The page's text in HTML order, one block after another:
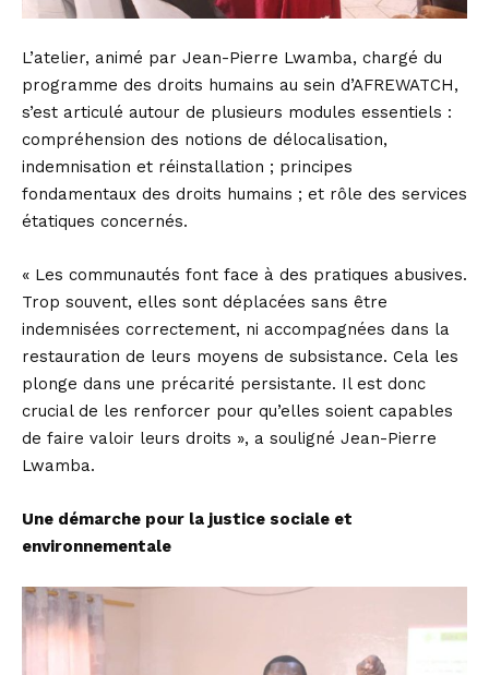
L’atelier, animé par Jean-Pierre Lwamba, chargé du
programme des droits humains au sein d’AFREWATCH,
s’est articulé autour de plusieurs modules essentiels :
compréhension des notions de délocalisation,
indemnisation et réinstallation ; principes
fondamentaux des droits humains ; et rôle des services
étatiques concernés.
« Les communautés font face à des pratiques abusives.
Trop souvent, elles sont déplacées sans être
indemnisées correctement, ni accompagnées dans la
restauration de leurs moyens de subsistance. Cela les
plonge dans une précarité persistante. Il est donc
crucial de les renforcer pour qu’elles soient capables
de faire valoir leurs droits », a souligné Jean-Pierre
Lwamba.
Une démarche pour la justice sociale et
environnementale